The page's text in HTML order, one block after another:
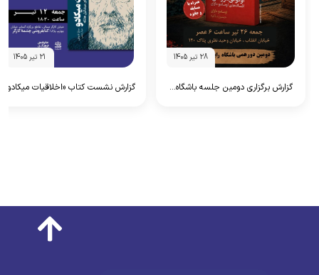
28 تیر 1405
گزارش برگزاری دومین جلسه باشگاه... گزارش نشست کتاب «اخلاقیات میکادو»